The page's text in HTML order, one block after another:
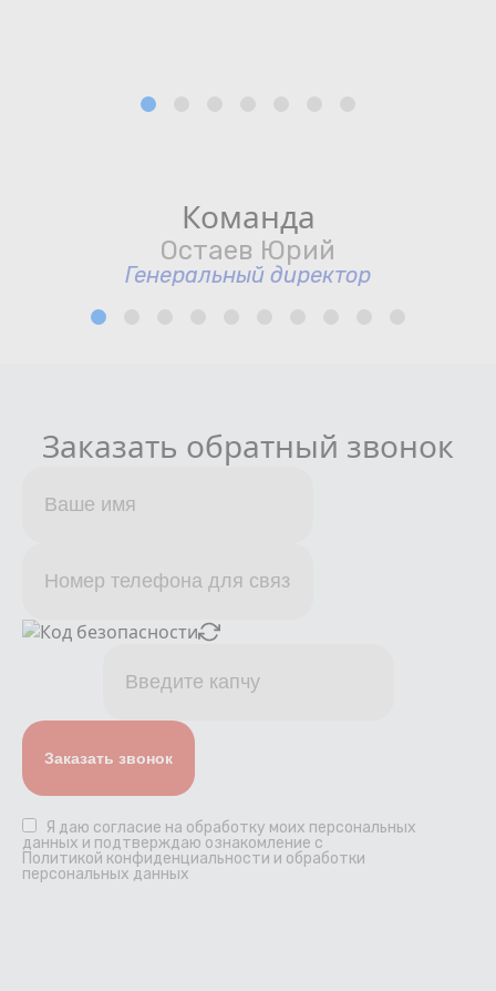
Команда
Остаев Юрий
Генеральный директор
Заказать обратный звонок
Я даю согласие на обработку моих персональных
данных и подтверждаю ознакомление с
Политикой конфиденциальности и обработки
персональных данных